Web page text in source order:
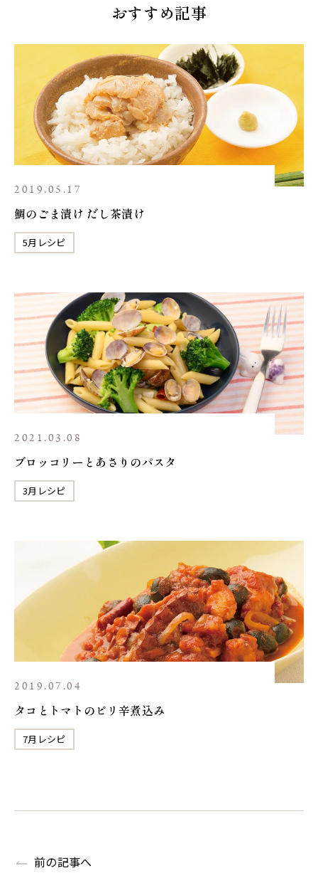
おすすめ記事
2019.05.17
鯛のごま漬け だし茶漬け
5月レシピ
2021.03.08
ブロッコリーとあさりのパスタ
3月レシピ
2019.07.04
タコとトマトのピリ辛煮込み
7月レシピ
前の記事へ